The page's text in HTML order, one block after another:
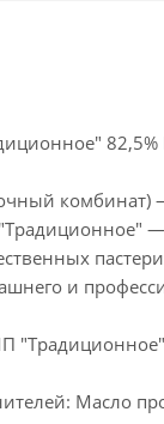
82,5%
комбинат) —
и
Масло